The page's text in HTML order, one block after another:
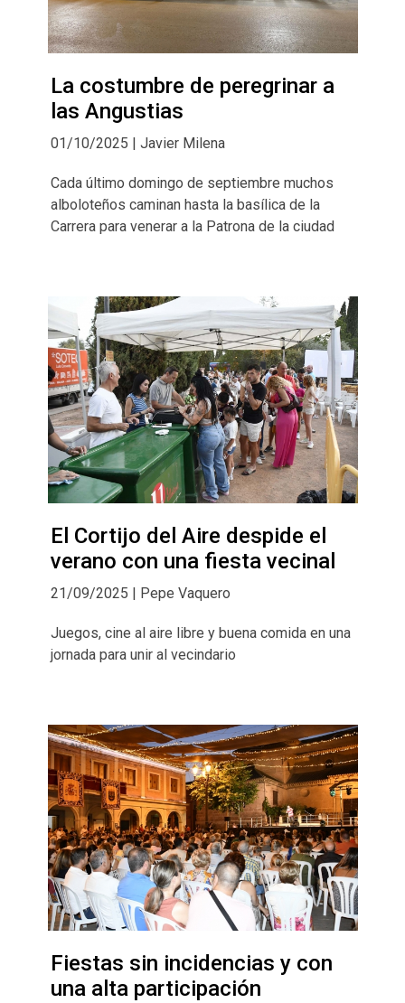
La costumbre de peregrinar a
las Angustias
01/10/2025 | Javier Milena
Cada último domingo de septiembre muchos
alboloteños caminan hasta la basílica de la
Carrera para venerar a la Patrona de la ciudad
El Cortijo del Aire despide el
verano con una fiesta vecinal
21/09/2025 | Pepe Vaquero
Juegos, cine al aire libre y buena comida en una
jornada para unir al vecindario
Fiestas sin incidencias y con
una alta participación